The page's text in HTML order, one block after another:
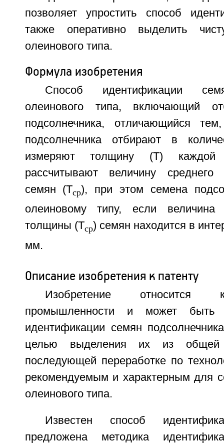
позволяет упростить способ
также оперативно выделить
олеинового типа.
Формула изобретения
Способ идентификации
олеинового типа, включающий
подсолнечника, отличающийся
подсолнечника отбирают в
измеряют толщину (Т)
рассчитывают величину
семян (Тср), при этом семена
олеиновому типу, если величина
толщины (Тср) семян находится в
мм.
Описание изобретения к патенту
Изобретение относится
промышленности и может быть
идентификации семян
целью выделения их из
последующей переработке по
рекомендуемым и характерным для
олеинового типа.
Известен способ
предложена методика